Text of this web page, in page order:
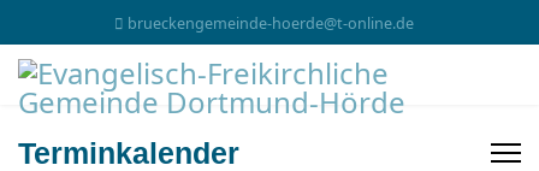
brueckengemeinde-hoerde@t-online.de
Terminkalender